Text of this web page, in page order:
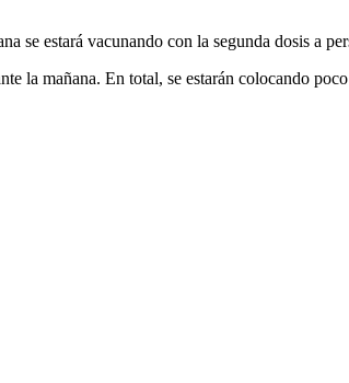
se estará vacunando con la segunda dosis a
la mañana. En total, se estarán colocando